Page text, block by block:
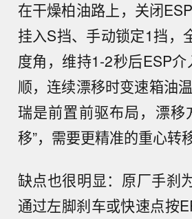
在干燥柏油路上，关闭
挂入S挡、手动锁定1挡，
度角，维持1-2秒后ESP
顺，连续漂移时变速箱油
瑞是前置前驱布局，漂移
移”，需要更精准的重心转
缺点也很明显：原厂手刹
通过左脚刹车或快速点按